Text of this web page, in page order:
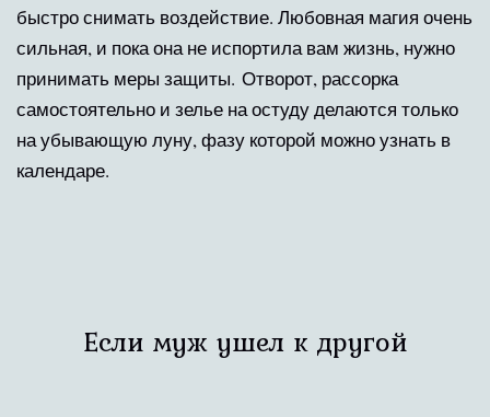
быстро снимать воздействие. Любовная магия очень
сильная, и пока она не испортила вам жизнь, нужно
принимать меры защиты. Отворот, рассорка
самостоятельно и зелье на остуду делаются только
на убывающую луну, фазу которой можно узнать в
календаре.
Если муж ушел к другой